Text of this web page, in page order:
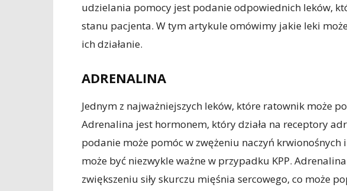
udzielania pomocy jest podanie odpowiednich leków,
stanu pacjenta. W tym artykule omówimy jakie leki
ich działanie.
ADRENALINA
Jednym z najważniejszych leków, które ratownik może
Adrenalina jest hormonem, który działa na receptory
podanie może pomóc w zwężeniu naczyń krwionośnych
może być niezwykle ważne w przypadku KPP.
zwiększeniu siły skurczu mięśnia sercowego, co może